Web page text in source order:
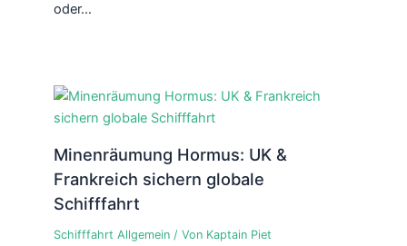
oder…
Minenräumung Hormus: UK &
Frankreich sichern globale
Schifffahrt
Schifffahrt Allgemein/ Von Kaptain Piet